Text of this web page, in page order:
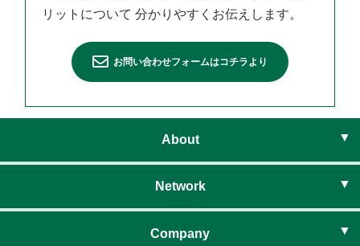
リットについて 分かりやすくお伝えします。
お問い合わせフォームはコチラより
About
ライフベイシスとは
Network
住まいのネットワーク
Company